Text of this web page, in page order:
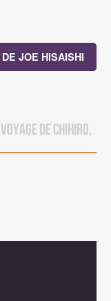
JOE HISAISHI
de Chihiro,